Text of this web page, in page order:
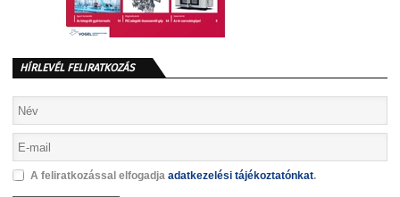
HÍRLEVÉL FELIRATKOZÁS
A feliratkozással elfogadja adatkezelési tájékoztatónkat.